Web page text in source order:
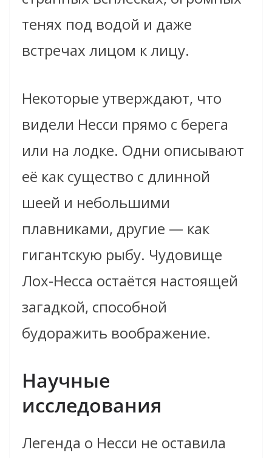
тенях под водой и даже
встречах лицом к лицу.
Некоторые утверждают, что
видели Несси прямо с берега
или на лодке. Одни описывают
её как существо с длинной
шеей и небольшими
плавниками, другие — как
гигантскую рыбу. Чудовище
Лох-Несса остаётся настоящей
загадкой, способной
будоражить воображение.
Научные
исследования
Легенда о Несси не оставила